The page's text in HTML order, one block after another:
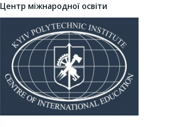
Центр міжнародної освіти